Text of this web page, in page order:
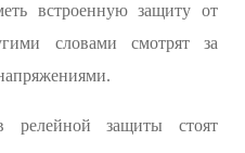
встроенную защиту от
словами смотрят за
релейной защиты стоят